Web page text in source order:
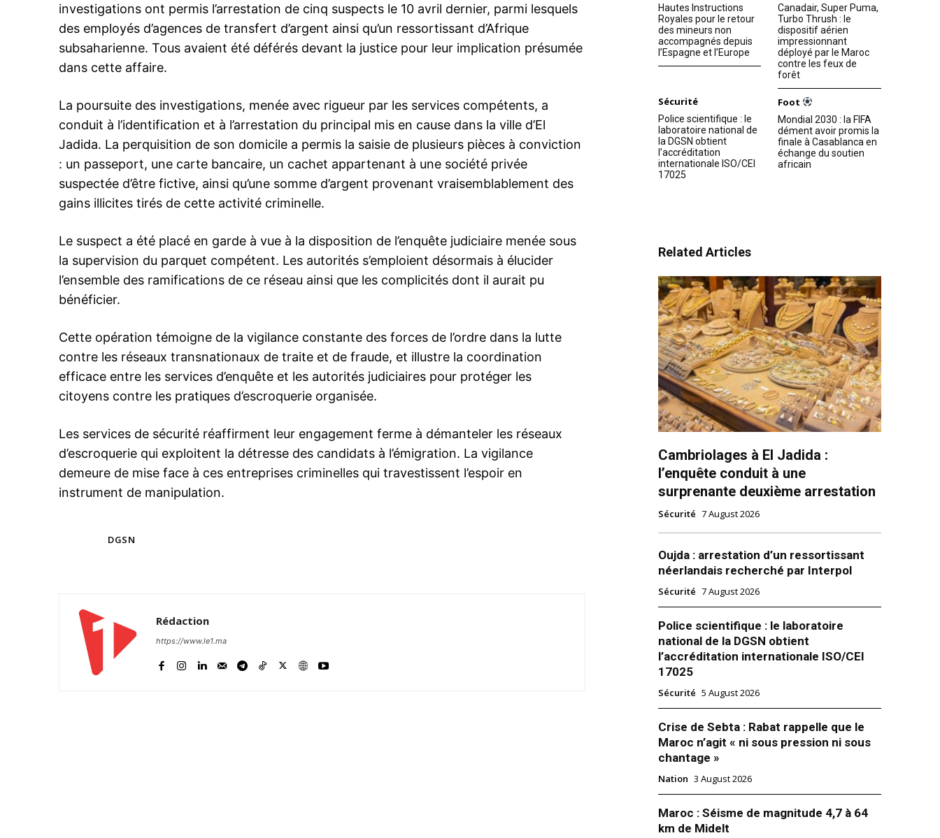
l'intelligence de
l'information
Insight Publications
investigations ont permis l’arrestation de cinq suspects le 10 avril dernier, parmi lesquels
des employés d’agences de transfert d’argent ainsi qu’un ressortissant d’Afrique
subsaharienne. Tous avaient été déférés devant la justice pour leur implication présumée
dans cette affaire.
La poursuite des investigations, menée avec rigueur par les services compétents, a
conduit à l’identification et à l’arrestation du principal mis en cause dans la ville d’El
Jadida. La perquisition de son domicile a permis la saisie de plusieurs pièces à conviction
: un passeport, une carte bancaire, un cachet appartenant à une société privée
suspectée d’être fictive, ainsi qu’une somme d’argent provenant vraisemblablement des
gains illicites tirés de cette activité criminelle.
Le suspect a été placé en garde à vue à la disposition de l’enquête judiciaire menée sous
la supervision du parquet compétent. Les autorités s’emploient désormais à élucider
l’ensemble des ramifications de ce réseau ainsi que les complicités dont il aurait pu
bénéficier.
Cette opération témoigne de la vigilance constante des forces de l’ordre dans la lutte
contre les réseaux transnationaux de traite et de fraude, et illustre la coordination
efficace entre les services d’enquête et les autorités judiciaires pour protéger les
citoyens contre les pratiques d’escroquerie organisée.
Les services de sécurité réaffirment leur engagement ferme à démanteler les réseaux
d’escroquerie qui exploitent la détresse des candidats à l’émigration. La vigilance
demeure de mise face à ces entreprises criminelles qui travestissent l’espoir en
instrument de manipulation.
DGSN
Rédaction
https://www.le1.ma
Hautes Instructions
Royales pour le retour
des mineurs non
accompagnés depuis
l’Espagne et l’Europe
Canadair, Super Puma,
Turbo Thrush : le
dispositif aérien
impressionnant
déployé par le Maroc
contre les feux de
forêt
Sécurité
Police scientifique : le
laboratoire national de
la DGSN obtient
l’accréditation
internationale ISO/CEI
17025
Foot
Mondial 2030 : la FIFA
dément avoir promis la
finale à Casablanca en
échange du soutien
africain
Related Articles
Cambriolages à El Jadida :
l’enquête conduit à une
surprenante deuxième arrestation
Sécurité 7 August 2026
Oujda : arrestation d’un ressortissant
néerlandais recherché par Interpol
Sécurité 7 August 2026
Police scientifique : le laboratoire
national de la DGSN obtient
l’accréditation internationale ISO/CEI
17025
Sécurité 5 August 2026
Crise de Sebta : Rabat rappelle que le
Maroc n’agit « ni sous pression ni sous
chantage »
Nation 3 August 2026
Maroc : Séisme de magnitude 4,7 à 64
km de Midelt